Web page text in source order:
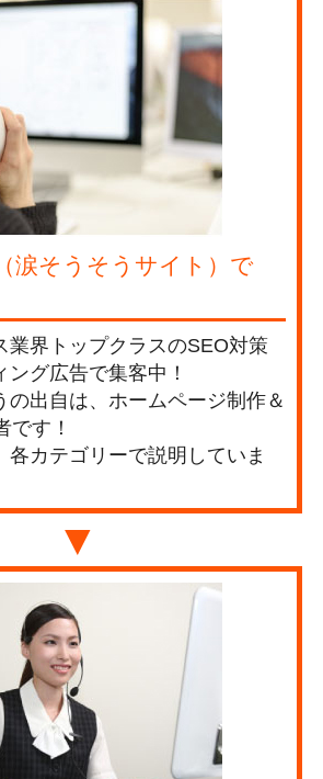
涙そうそうサイト）で
業界トップクラスのSEO対策
ング広告で集客中！
出自は、ホームページ制作＆
です！
カテゴリーで説明していま
▼